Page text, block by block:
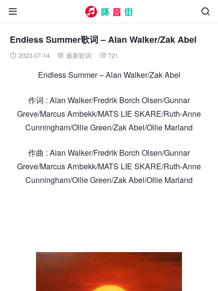


Endless Summer歌词 – Alan Walker/Zak Abel
 2023-07-14  最新歌词  721
Endless Summer – Alan Walker/Zak Abel
作词 : Alan Walker/Fredrik Borch Olsen/Gunnar
Greve/Marcus Arnbekk/MATS LIE SKARE/Ruth-Anne
Cunningham/Ollie Green/Zak Abel/Ollie Marland
作曲 : Alan Walker/Fredrik Borch Olsen/Gunnar
Greve/Marcus Arnbekk/MATS LIE SKARE/Ruth-Anne
Cunningham/Ollie Green/Zak Abel/Ollie Marland